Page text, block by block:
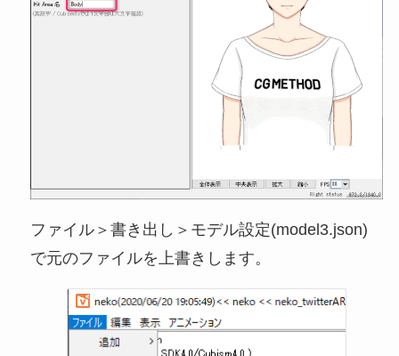
ファイル＞書き出し＞モデル設定(model3.json)
で元のファイルを上書きします。